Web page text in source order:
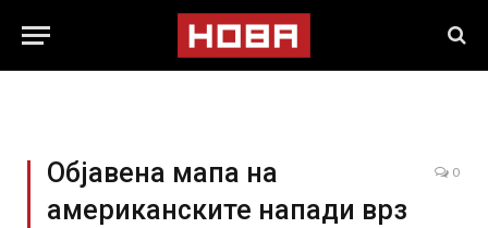
Објавена мапа на
американските напади врз
0